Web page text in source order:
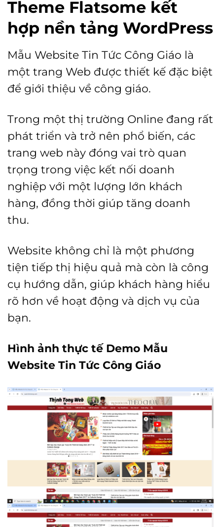
Theme Flatsome kết
hợp nền tảng WordPress
Mẫu Website Tin Tức Công Giáo là
một trang Web được thiết kế đặc biệt
để giới thiệu về công giáo.
Trong một thị trường Online đang rất
phát triển và trở nên phổ biến, các
trang web này đóng vai trò quan
trọng trong việc kết nối doanh
nghiệp với một lượng lớn khách
hàng, đồng thời giúp tăng doanh
thu.
Website không chỉ là một phương
tiện tiếp thị hiệu quả mà còn là công
cụ hướng dẫn, giúp khách hàng hiểu
rõ hơn về hoạt động và dịch vụ của
bạn.
Hình ảnh thực tế Demo Mẫu
Website Tin Tức Công Giáo